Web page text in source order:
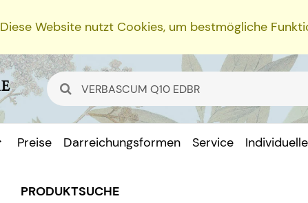
Diese Website nutzt Cookies, um bestmögliche
Preise Darreichungsformen Service
PRODUKTSUCHE